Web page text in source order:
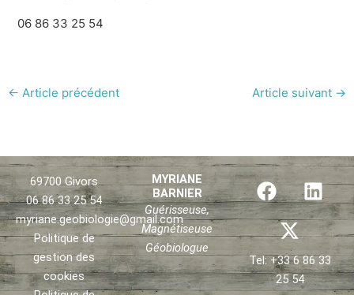
06 86 33 25 54
← Article précédent Article suivant →
69700 Givors
06 86 33 25 54
myriane.geobiologie@gmail.com
Politique de
gestion des
cookies
MYRIANE
BARNIER
Guérisseuse,
Magnétiseuse
Géobiologue
F
a
c
e
b
o
L
i
n
k
e
d
X
-
t
w
i
t
Tel: +33 6 86 33
25 54